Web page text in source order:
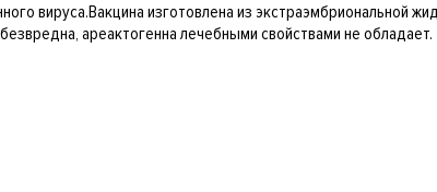
вируса.Вакцина изготовлена из экстраэмбриональной
ареактогенна лечебными свойствами не обладает.